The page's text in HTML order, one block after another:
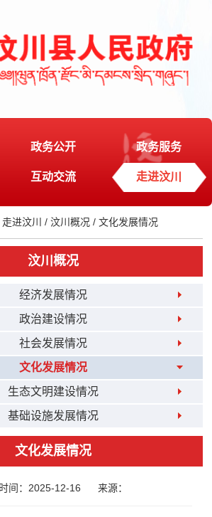
政务公开 政务服务
互动交流 走进汶川
走进汶川 / 汶川概况 /文化发展情况
汶川概况
经济发展情况
政治建设情况
社会发展情况
文化发展情况
生态文明建设情况
基础设施发展情况
文化发展情况
间：2025-12-16 来源：